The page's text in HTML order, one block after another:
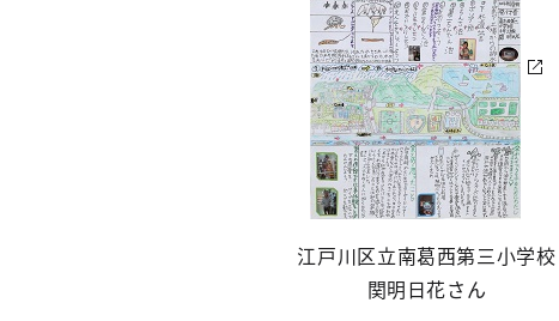
江戸川区立南葛西第三小学校
関明日花さん